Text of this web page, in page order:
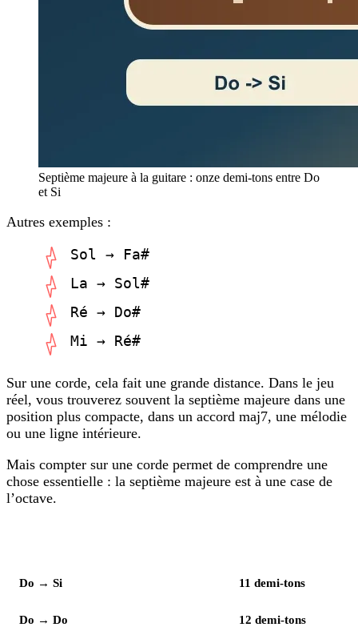
Septième majeure à la guitare : onze demi-tons entre Do
et Si
Autres exemples :
Sol → Fa#
La → Sol#
Ré → Do#
Mi → Ré#
Sur une corde, cela fait une grande distance. Dans le jeu
réel, vous trouverez souvent la septième majeure dans une
position plus compacte, dans un accord maj7, une mélodie
ou une ligne intérieure.
Mais compter sur une corde permet de comprendre une
chose essentielle : la septième majeure est à une case de
l’octave.
Do → Si 11 demi-tons
Do → Do 12 demi-tons